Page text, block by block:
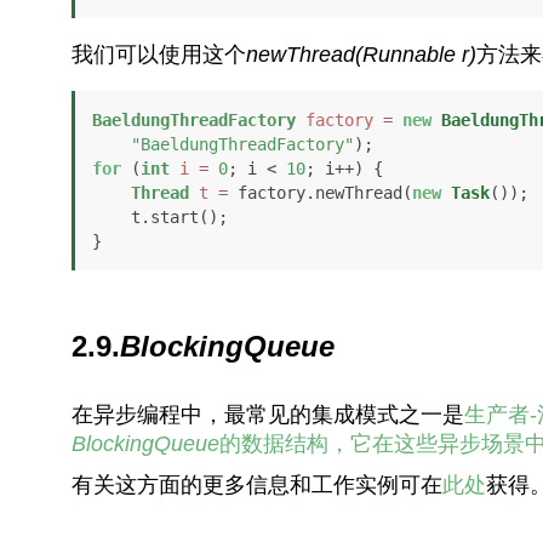
我们可以使用这个newThread(Runnable r)方法
BaeldungThreadFactory factory = new
"BaeldungThreadFactory"
for (int i = 0; i < 10; i++) {
Thread
t = factory.newThread(new Task());
}
2.9.BlockingQueue
在异步编程中，最常见的集成模式之一是生产者-
BlockingQueue的数据结构，它在这些异步场景
有关这方面的更多信息和工作实例可在此处获得